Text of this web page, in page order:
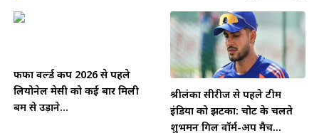
फीफा वर्ल्ड कप 2026 से पहले
लियोनेल मेसी को कई बार मिली
बम से उड़ाने...
श्रीलंका सीरीज से पहले टीम
इंडिया को झटका: चोट के चलते
शुभमन गिल वॉर्म-अप मैच...